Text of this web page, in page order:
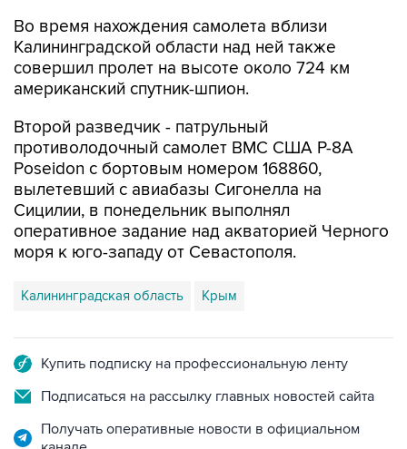
совершил пролет на высоте около 724 км
американский спутник-шпион.
Второй разведчик - патрульный
Poseidon с бортовым номером 168860,
вылетевший с авиабазы Сигонелла на
Сицилии, в понедельник выполнял
оперативное задание над акваторией Черного
моря к юго-западу от Севастополя.
Калининградская область Крым
Подписаться на рассылку главных новостей сайта
Получать оперативные новости в официальном